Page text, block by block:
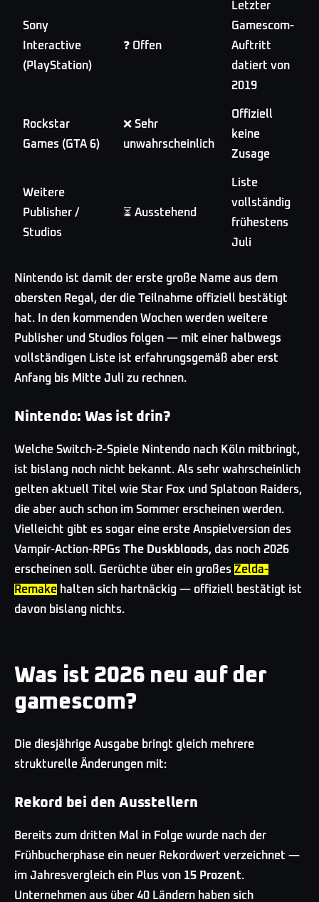
Sony
Interactive
(PlayStation)
❓ Offen
Letzter
Gamescom-
Auftritt
datiert von
2019
Rockstar
Games (GTA 6)
❌ Sehr
unwahrscheinlich
Offiziell
keine
Zusage
Weitere
Publisher /
Studios
⏳ Ausstehend
Liste
vollständig
frühestens
Juli
Nintendo ist damit der erste große Name aus dem
obersten Regal, der die Teilnahme offiziell bestätigt
hat. In den kommenden Wochen werden weitere
Publisher und Studios folgen — mit einer halbwegs
vollständigen Liste ist erfahrungsgemäß aber erst
Anfang bis Mitte Juli zu rechnen.
Nintendo: Was ist drin?
Welche Switch-2-Spiele Nintendo nach Köln mitbringt,
ist bislang noch nicht bekannt. Als sehr wahrscheinlich
gelten aktuell Titel wie Star Fox und Splatoon Raiders,
die aber auch schon im Sommer erscheinen werden.
Vielleicht gibt es sogar eine erste Anspielversion des
Vampir-Action-RPGs The Duskbloods, das noch 2026
erscheinen soll. Gerüchte über ein großes Zelda-
Remake halten sich hartnäckig — offiziell bestätigt ist
davon bislang nichts.
Was ist 2026 neu auf der
gamescom?
Die diesjährige Ausgabe bringt gleich mehrere
strukturelle Änderungen mit:
Rekord bei den Ausstellern
Bereits zum dritten Mal in Folge wurde nach der
Frühbucherphase ein neuer Rekordwert verzeichnet —
im Jahresvergleich ein Plus von 15 Prozent.
Unternehmen aus über 40 Ländern haben sich